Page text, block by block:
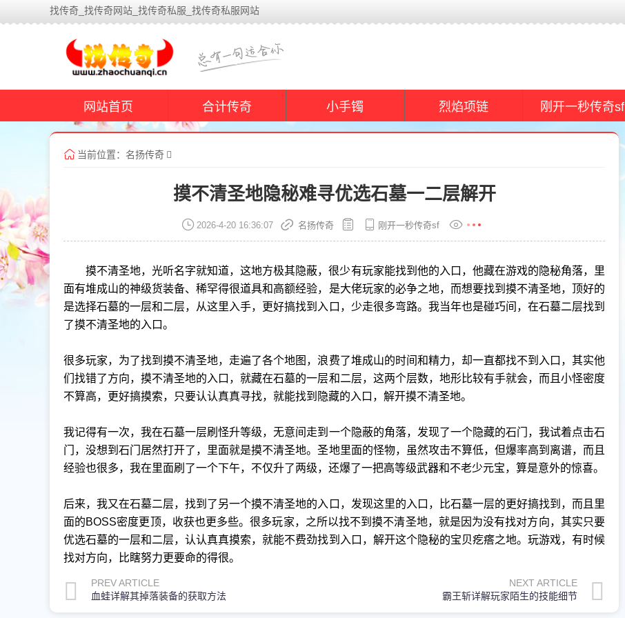
找传奇_找传奇网站_找传奇私服_找传奇私服网站
网站首页 合计传奇 小手镯 烈焰项链 刚开一秒传奇sf
当前位置： 名扬传奇
摸不清圣地隐秘难寻优选石墓一二层解开
2026-4-20 16:36:07 名扬传奇 刚开一秒传奇sf
摸不清圣地，光听名字就知道，这地方极其隐蔽，很少有玩家能找到他的入口，他藏在游戏的隐秘角落，里
面有堆成山的神级货装备、稀罕得很道具和高额经验，是大佬玩家的必争之地，而想要找到摸不清圣地，顶好的
是选择石墓的一层和二层，从这里入手，更好搞找到入口，少走很多弯路。我当年也是碰巧间，在石墓二层找到
了摸不清圣地的入口。
很多玩家，为了找到摸不清圣地，走遍了各个地图，浪费了堆成山的时间和精力，却一直都找不到入口，其实他
们找错了方向，摸不清圣地的入口，就藏在石墓的一层和二层，这两个层数，地形比较有手就会，而且小怪密度
不算高，更好搞摸索，只要认认真真寻找，就能找到隐藏的入口，解开摸不清圣地。
我记得有一次，我在石墓一层刷怪升等级，无意间走到一个隐蔽的角落，发现了一个隐藏的石门，我试着点击石
门，没想到石门居然打开了，里面就是摸不清圣地。圣地里面的怪物，虽然攻击不算低，但爆率高到离谱，而且
经验也很多，我在里面刷了一个下午，不仅升了两级，还爆了一把高等级武器和不老少元宝，算是意外的惊喜。
后来，我又在石墓二层，找到了另一个摸不清圣地的入口，发现这里的入口，比石墓一层的更好搞找到，而且里
面的BOSS密度更顶，收获也更多些。很多玩家，之所以找不到摸不清圣地，就是因为没有找对方向，其实只要
优选石墓的一层和二层，认认真真摸索，就能不费劲找到入口，解开这个隐秘的宝贝疙瘩之地。玩游戏，有时候
找对方向，比瞎努力更要命的得很。
PREV ARTICLE
血蛙详解其掉落装备的获取方法
NEXT ARTICLE
霸王斩详解玩家陌生的技能细节